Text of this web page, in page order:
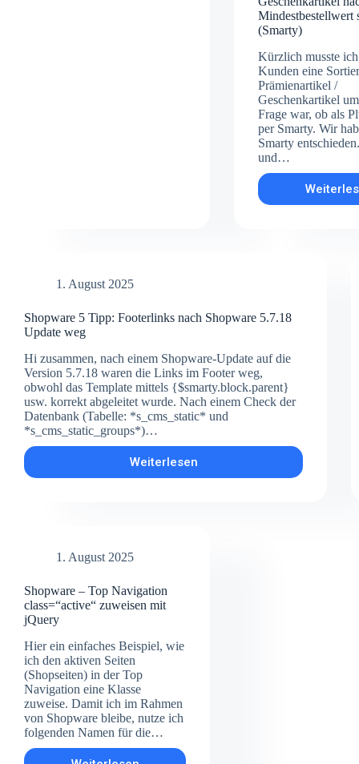
Mindestbestellwert
(Smarty)
Kürzlich musste
Kunden eine
Prämienartikel /
Geschenkartikel
Frage war, ob als
per Smarty. Wir
Smarty
und…
5
1. August 2025
Shopware 5 Tipp: Footerlinks nach Shopware 5.7.18
Update weg
Hi zusammen, nach einem Shopware-Update auf die
Version 5.7.18 waren die Links im Footer weg,
obwohl das Template mittels {$smarty.block.parent}
usw. korrekt abgeleitet wurde. Nach einem Check der
Datenbank (Tabelle: *s_cms_static* und
*s_cms_static_groups*)…
Weiterlesen
Shopware
5
1. August 2025
Shopware – Top Navigation
class=“active“ zuweisen mit
jQuery
Hier ein einfaches Beispiel, wie
ich den aktiven Seiten
(Shopseiten) in der Top
Navigation eine Klasse
zuweise. Damit ich im Rahmen
von Shopware bleibe, nutze ich
folgenden Namen für die…